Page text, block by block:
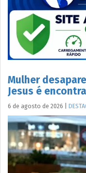
Mulher
Jesus é
6 de agosto de 2026